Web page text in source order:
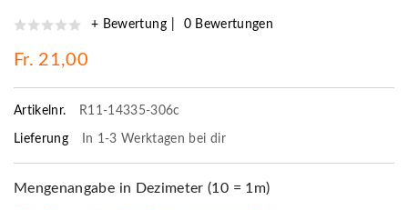
+ Bewertung 0 Bewertungen
Fr. 21,00
Artikelnr. R11-14335-306c
Lieferung In 1-3 Werktagen bei dir
Mengenangabe in Dezimeter (10 = 1m)